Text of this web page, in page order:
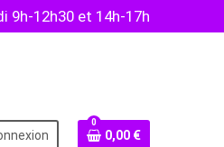
9h-12h30 et 14h-17h
0
0,00 €